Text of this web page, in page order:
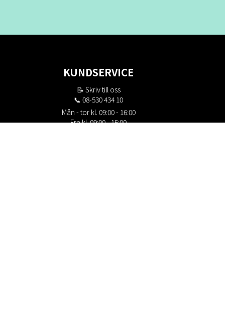
KUNDSERVICE
📝 Skriv till oss
📞 08-530 434 10
Mån - tor kl. 09:00 - 16:00
Fre kl. 09:00 - 15:00